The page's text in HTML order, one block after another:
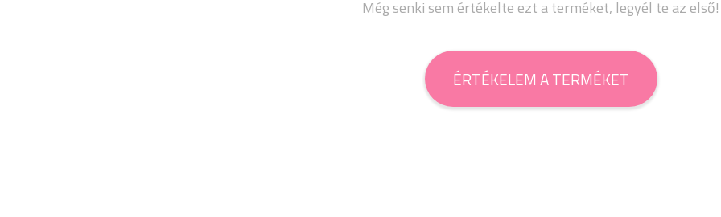
Még senki sem értékelte ezt a terméket, legyél te az első!
ÉRTÉKELEM A TERMÉKET